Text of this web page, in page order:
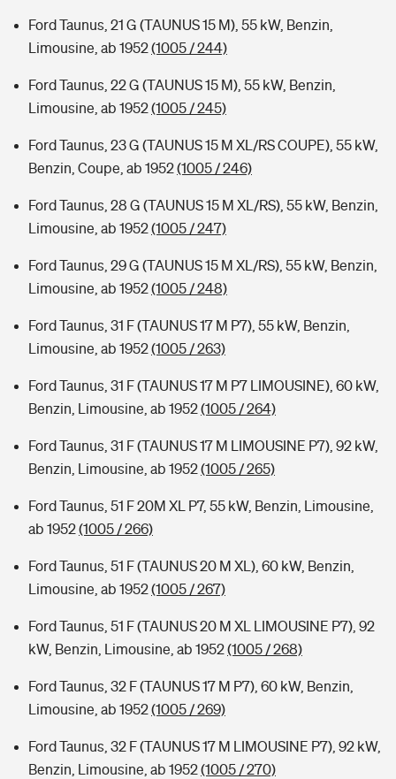
Ford Taunus, 21 G (TAUNUS 15 M), 55 kW, Benzin,
Limousine, ab 1952(1005 / 244)
Ford Taunus, 22 G (TAUNUS 15 M), 55 kW, Benzin,
Limousine, ab 1952(1005 / 245)
Ford Taunus, 23 G (TAUNUS 15 M XL/RS COUPE), 55 kW,
Benzin, Coupe, ab 1952(1005 / 246)
Ford Taunus, 28 G (TAUNUS 15 M XL/RS), 55 kW, Benzin,
Limousine, ab 1952(1005 / 247)
Ford Taunus, 29 G (TAUNUS 15 M XL/RS), 55 kW, Benzin,
Limousine, ab 1952(1005 / 248)
Ford Taunus, 31 F (TAUNUS 17 M P7), 55 kW, Benzin,
Limousine, ab 1952(1005 / 263)
Ford Taunus, 31 F (TAUNUS 17 M P7 LIMOUSINE), 60 kW,
Benzin, Limousine, ab 1952(1005 / 264)
Ford Taunus, 31 F (TAUNUS 17 M LIMOUSINE P7), 92 kW,
Benzin, Limousine, ab 1952(1005 / 265)
Ford Taunus, 51 F 20M XL P7, 55 kW, Benzin, Limousine,
ab 1952(1005 / 266)
Ford Taunus, 51 F (TAUNUS 20 M XL), 60 kW, Benzin,
Limousine, ab 1952(1005 / 267)
Ford Taunus, 51 F (TAUNUS 20 M XL LIMOUSINE P7), 92
kW, Benzin, Limousine, ab 1952(1005 / 268)
Ford Taunus, 32 F (TAUNUS 17 M P7), 60 kW, Benzin,
Limousine, ab 1952(1005 / 269)
Ford Taunus, 32 F (TAUNUS 17 M LIMOUSINE P7), 92 kW,
Benzin, Limousine, ab 1952(1005 / 270)